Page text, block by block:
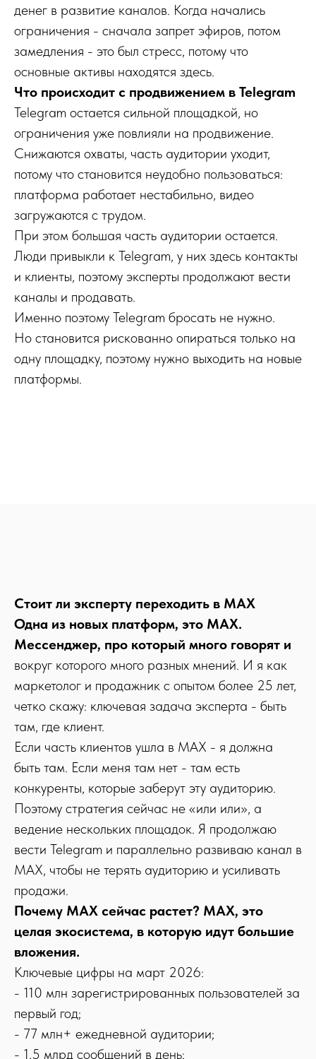
денег в развитие каналов. Когда начались
ограничения - сначала запрет эфиров, потом
замедления - это был стресс, потому что
основные активы находятся здесь.
Что происходит с продвижением в Telegram
Telegram остается сильной площадкой, но
ограничения уже повлияли на продвижение.
Снижаются охваты, часть аудитории уходит,
потому что становится неудобно пользоваться:
платформа работает нестабильно, видео
загружаются с трудом.
При этом большая часть аудитории остается.
Люди привыкли к Telegram, у них здесь контакты
и клиенты, поэтому эксперты продолжают вести
каналы и продавать.
Именно поэтому Telegram бросать не нужно.
Но становится рискованно опираться только на
одну площадку, поэтому нужно выходить на новые
платформы.
Стоит ли эксперту переходить в MAX
Одна из новых платформ, это MAX.
Мессенджер, про который много говорят и
вокруг которого много разных мнений. И я как
маркетолог и продажник с опытом более 25 лет,
четко скажу: ключевая задача эксперта - быть
там, где клиент.
Если часть клиентов ушла в MAX - я должна
быть там. Если меня там нет - там есть
конкуренты, которые заберут эту аудиторию.
Поэтому стратегия сейчас не «или или», а
ведение нескольких площадок. Я продолжаю
вести Telegram и параллельно развиваю канал в
MAX, чтобы не терять аудиторию и усиливать
продажи.
Почему MAX сейчас растет? MAX, это
целая экосистема, в которую идут большие
вложения.
Ключевые цифры на март 2026:
- 110 млн зарегистрированных пользователей за
первый год;
- 77 млн+ ежедневной аудитории;
- 1,5 млрд сообщений в день;